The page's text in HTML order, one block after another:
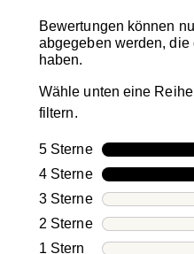
Bewertungen können
abgegeben werden, die
haben.
Wähle unten eine
filtern.
5 SterneSterne
4 SterneSterne
3 SterneSterne
2 SterneSterne
1 Stern Sterne